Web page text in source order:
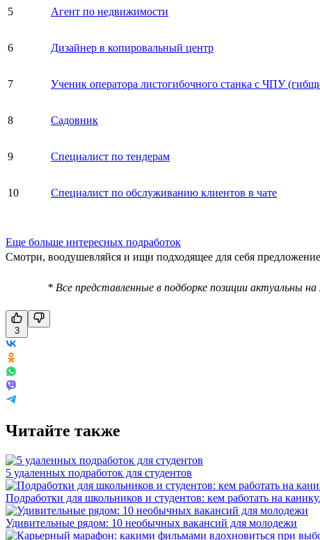
5 Агент по недвижимости
6 Дизайнер в копировальный центр
7 Ученик оператора листогибочного станка с ЧПУ
8 Садовник
9 Специалист по тендерам
10 Специалист по обслуживанию клиентов в чате
Еще больше интересных подработок
Смотри, воодушевляйся и ищи подходящее для себя
* Все представленные в подборке позиции актуальны
3
Читайте также
5 удаленных подработок для студентов
Подработки для школьников и студентов: кем работать на
Удивительные рядом: 10 необычных вакансий для молодежи